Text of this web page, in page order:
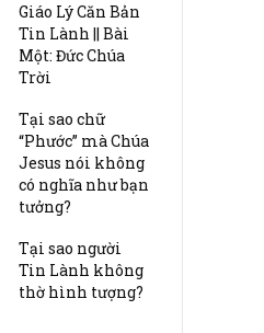
Giáo Lý Căn Bản
Tin Lành || Bài
Một: Đức Chúa
Trời
Tại sao chữ
“Phước” mà Chúa
Jesus nói không
có nghĩa như bạn
tưởng?
Tại sao người
Tin Lành không
thờ hình tượng?